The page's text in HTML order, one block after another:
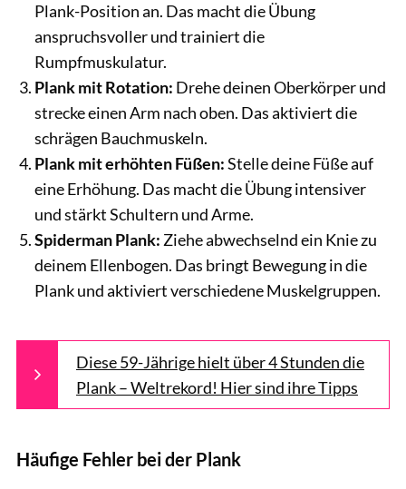
Plank-Position an. Das macht die Übung
anspruchsvoller und trainiert die
Rumpfmuskulatur.
Plank mit Rotation: Drehe deinen Oberkörper und
strecke einen Arm nach oben. Das aktiviert die
schrägen Bauchmuskeln.
Plank mit erhöhten Füßen:Stelle deine Füße auf
eine Erhöhung. Das macht die Übung intensiver
und stärkt Schultern und Arme.
Spiderman Plank: Ziehe abwechselnd ein Knie zu
deinem Ellenbogen. Das bringt Bewegung in die
Plank und aktiviert verschiedene Muskelgruppen.
Diese 59-Jährige hielt über 4 Stunden die
Plank – Weltrekord! Hier sind ihre Tipps
Häufige Fehler bei der Plank